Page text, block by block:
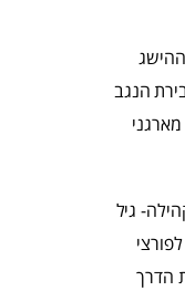
הנגב
גיל
הדרך